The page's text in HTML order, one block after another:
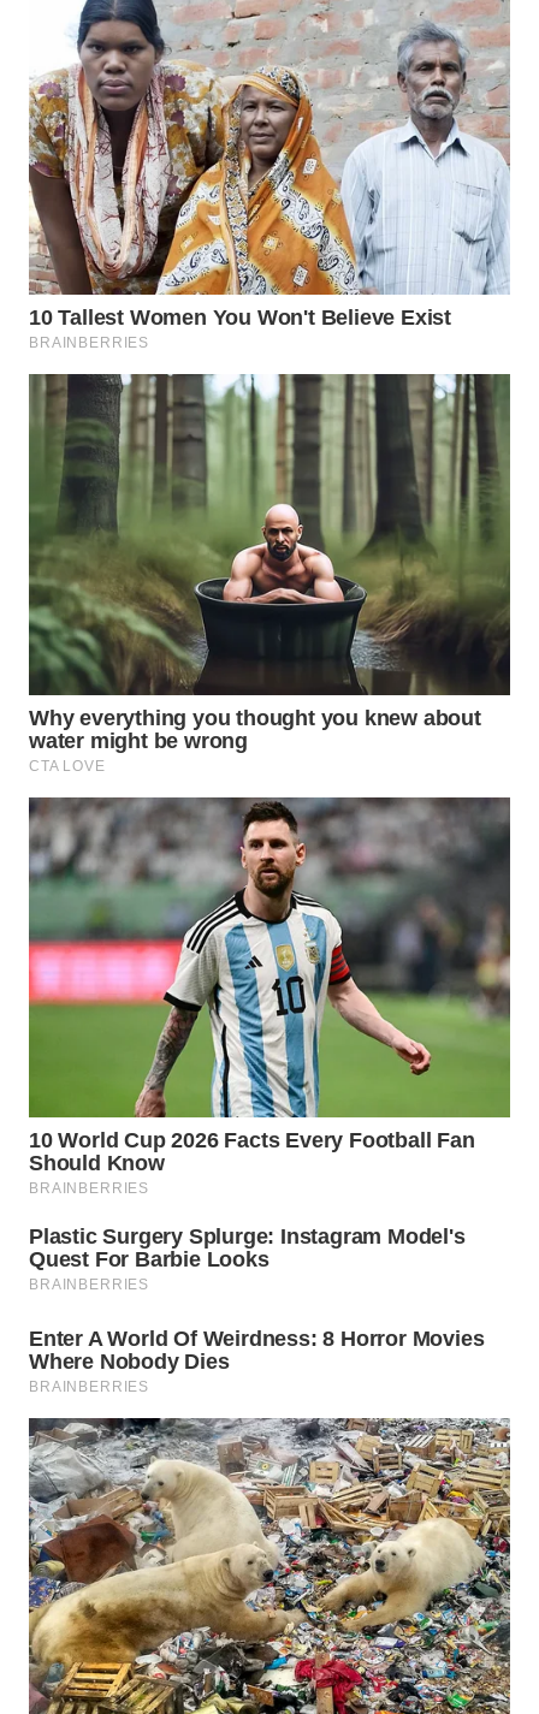
WN
INDRAMAYU
WN
KUNINGAN
WN
MAJALENGKA
WN
SUBANG
WN
SUKABUMI
WN
PURWAKARTA
PRIANGAN
TIMUR
WN
SEMARANG
WN
WN
BOROBUDUR
WN
MADURA
WN
NATUNA
BINTAN
WN
WN
WN
LABUANBAJO
WN
BORNEO
Wahana
Media
Group